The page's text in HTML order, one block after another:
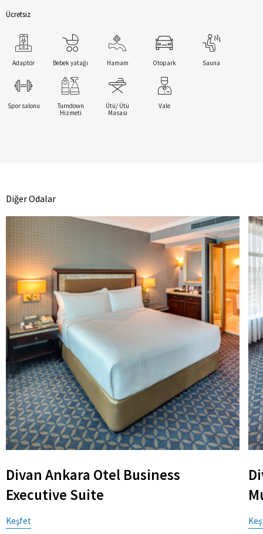
Ücretsiz
Adaptör Bebek yatağı Hamam Otopark Sauna
Spor salonu
Turndown
Hizmeti
Ütü/ Ütü
Masası
Vale
Diğer Odalar
Divan Ankara Otel Business
Executive Suite
Keşfet